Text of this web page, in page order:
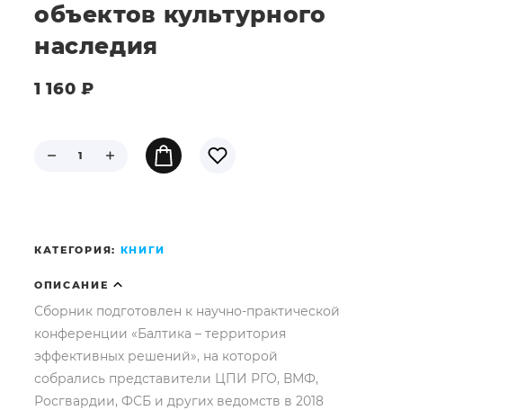
объектов культурного
наследия
1 160₽
КАТЕГОРИЯ: КНИГИ
ОПИСАНИЕ
Сборник подготовлен к научно-практической
конференции «Балтика – территория
эффективных решений», на которой
собрались представители ЦПИ РГО, ВМФ,
Росгвардии, ФСБ и других ведомств в 2018